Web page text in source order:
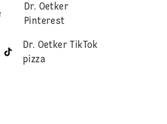
Dr. Oetker
Pinterest
Dr. Oetker TikTok
pizza